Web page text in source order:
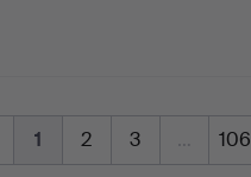
1 2 3 … 106